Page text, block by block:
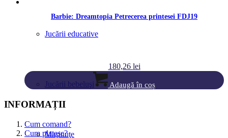
Jucării educative
Jucării bebeluşi
Maşinuţe
Barbie: Dreamtopia Petrecerea printesei FDJ19
180,26 lei
Adaugă în coș
INFORMAȚII
Cum comand?
Cum platesc?